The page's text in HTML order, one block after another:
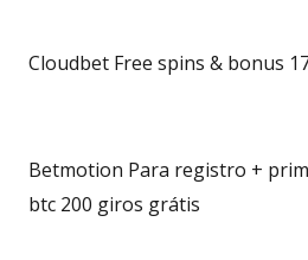
Cloudbet Free spins & bonus
Betmotion Para registro +
btc 200 giros grátis